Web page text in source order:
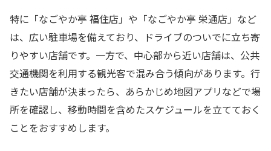
特に「なごやか亭 福住店」や「なごやか亭 栄通店」など
は、広い駐車場を備えており、ドライブのついでに立ち寄
りやすい店舗です。一方で、中心部から近い店舗は、公共
交通機関を利用する観光客で混み合う傾向があります。行
きたい店舗が決まったら、あらかじめ地図アプリなどで場
所を確認し、移動時間を含めたスケジュールを立てておく
ことをおすすめします。